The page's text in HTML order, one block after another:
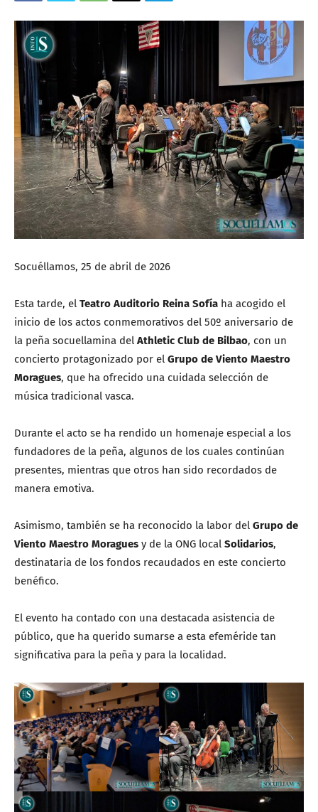
Socuéllamos, 25 de abril de 2026
Esta tarde, el Teatro Auditorio Reina Sofía ha acogido el
inicio de los actos conmemorativos del 50º aniversario de
la peña socuellamina del Athletic Club de Bilbao, con un
concierto protagonizado por el Grupo de Viento Maestro
Moragues, que ha ofrecido una cuidada selección de
música tradicional vasca.
Durante el acto se ha rendido un homenaje especial a los
fundadores de la peña, algunos de los cuales continúan
presentes, mientras que otros han sido recordados de
manera emotiva.
Asimismo, también se ha reconocido la labor del Grupo de
Viento Maestro Moragues y de la ONG local Solidarios,
destinataria de los fondos recaudados en este concierto
benéfico.
El evento ha contado con una destacada asistencia de
público, que ha querido sumarse a esta efeméride tan
significativa para la peña y para la localidad.